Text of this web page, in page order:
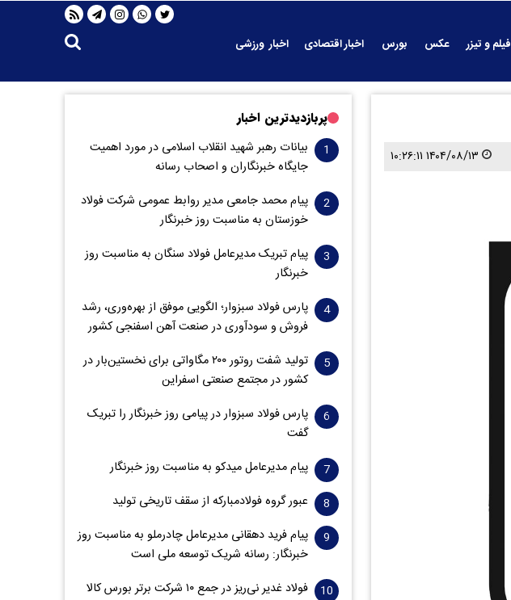
فیلم و تیزر عکس بورس اخبار اقتصادی
اخبار ورزشی
۱۴۰۴/۰۸/۱۳ ۱۰:۲۶:۱۱
پربازدیدترین اخبار
بیانات رهبر شهید انقلاب اسلامی در مورد اهمیت
جایگاه خبرنگاران و اصحاب رسانه
پیام محمد جامعی مدیر روابط عمومی شرکت فولاد
خوزستان به مناسبت روز خبرنگار
پیام تبریک مدیرعامل فولاد سنگان به مناسبت روز
خبرنگار
پارس فولاد سبزوار؛ الگویی موفق از بهره‌وری، رشد
فروش و سود‌آوری در صنعت آهن اسفنجی کشور
تولید شفت روتور ۲۰۰ مگاواتی برای نخستین‌بار در
کشور در مجتمع صنعتی اسفراین
پارس فولاد سبزوار در پیامی روز خبرنگار را تبریک
گفت
پیام مدیرعامل میدکو به مناسبت روز خبرنگار
عبور گروه فولادمبارکه از سقف تاریخی تولید
پیام فرید دهقانی مدیرعامل چادرملو به مناسبت روز
خبرنگار: رسانه شریک توسعه ملی است
فولاد غدیر نی‌ریز در جمع ۱۰ شرکت برتر بورس کالا